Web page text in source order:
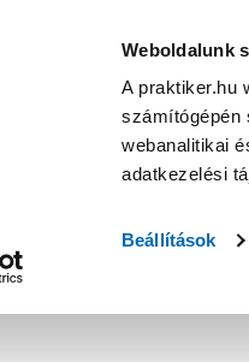
Weboldalunk
A praktiker.hu
számítógépén
webanalitikai
adatkezelési
Beállítások